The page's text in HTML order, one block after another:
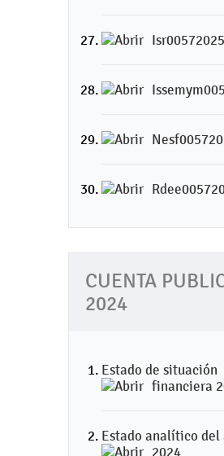
Isr00572025
CUENTA
2024
Estado de situación
financiera
Estado analítico del
2024